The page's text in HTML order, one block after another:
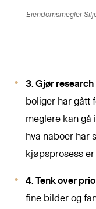
Eiendomsmegler
3. Gjør research
boliger har gått
meglere kan gå
hva naboer har
kjøpsprosess er
4. Tenk over
fine bilder og